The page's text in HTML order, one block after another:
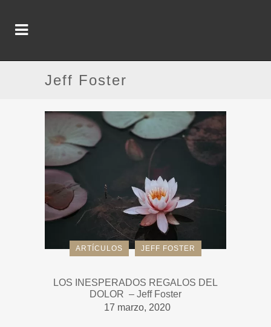
Jeff Foster
ARTÍCULOS JEFF FOSTER
LOS INESPERADOS REGALOS DEL
DOLOR – Jeff Foster
17 marzo, 2020